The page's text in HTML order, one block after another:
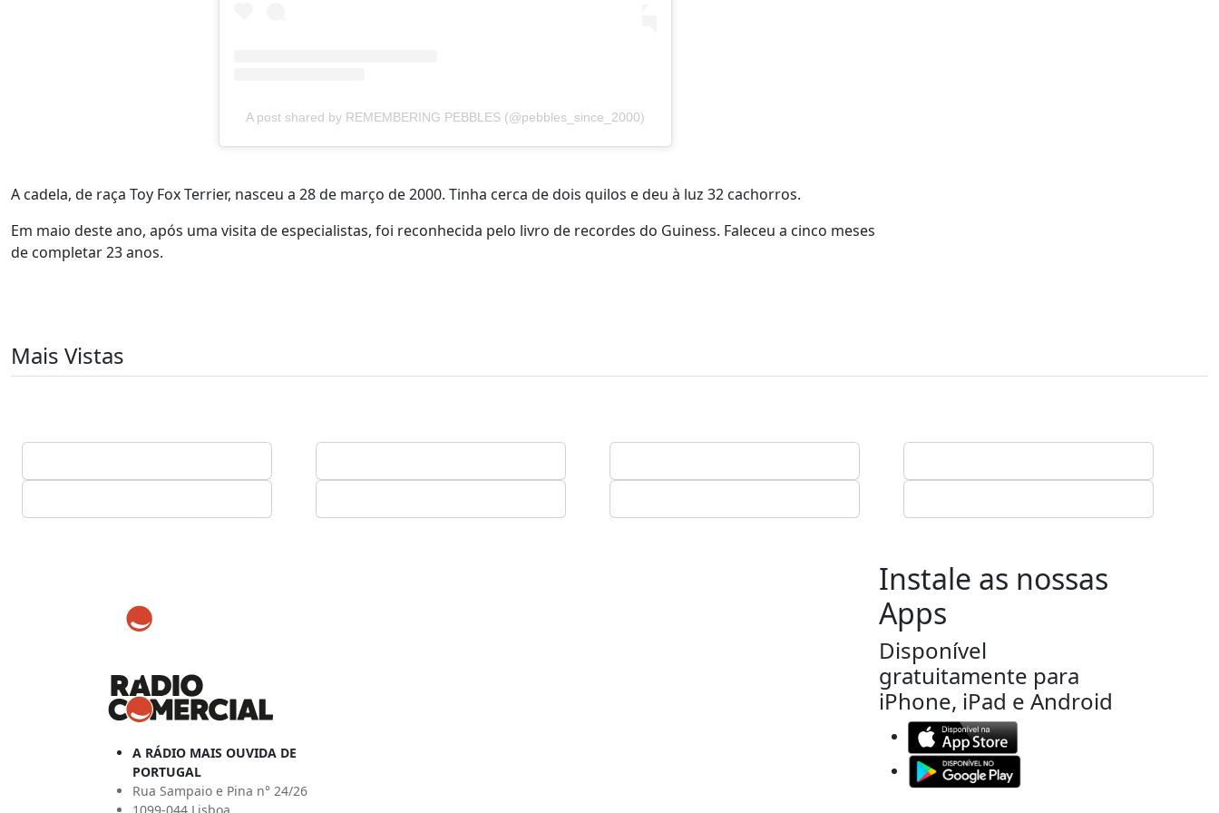
A post shared by REMEMBERING PEBBLES (@pebbles_since_2000)
A cadela, de raça Toy Fox Terrier, nasceu a 28 de março de 2000. Tinha cerca de dois quilos e deu à luz 32 cachorros.
Em maio deste ano, após uma visita de especialistas, foi reconhecida pelo livro de recordes do Guiness. Faleceu a cinco meses
de completar 23 anos.
Mais Vistas
A RÁDIO MAIS OUVIDA DE
PORTUGAL
Rua Sampaio e Pina n° 24/26
1099-044 Lisboa
Instale as nossas
Apps
Disponível
gratuitamente para
iPhone, iPad e Android